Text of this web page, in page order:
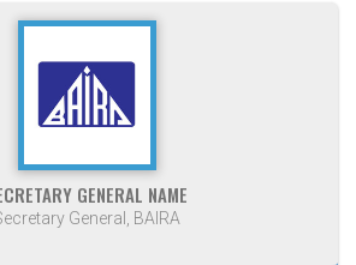
GENERAL NAME
General, BAIRA